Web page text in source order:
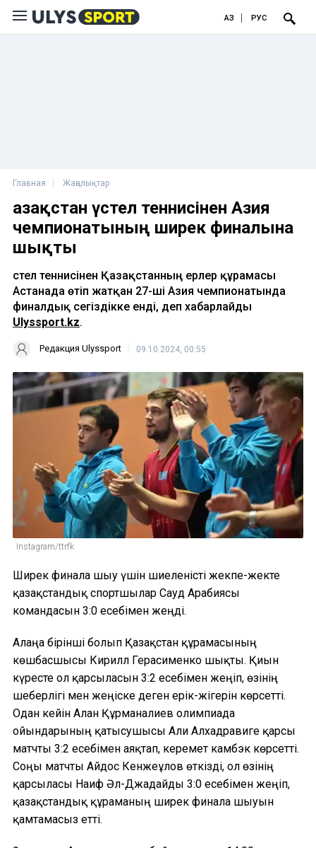
ҚАЗ РУС
Главная Жаңалықтар
Қазақстан үстел теннисінен Азия
чемпионатының ширек финалына
шықты
Үстел теннисінен Қазақстанның ерлер құрамасы
Астанада өтіп жатқан 27-ші Азия чемпионатында
финалдық сегіздікке енді, деп хабарлайды
Ulyssport.kz.
Редакция Ulyssport 09.10.2024, 00:55
Instagram/ttrfk
Ширек финалға шығу үшін шиеленісті жекпе-жекте
қазақстандық спортшылар Сауд Арабиясы
командасын 3:0 есебімен жеңді.
Алаңға бірінші болып Қазақстан құрамасының
көшбасшысы Кирилл Герасименко шықты. Қиын
күресте ол қарсыласын 3:2 есебімен жеңіп, өзінің
шеберлігі мен жеңіске деген ерік-жігерін көрсетті.
Одан кейін Алан Құрманғалиев олимпиада
ойындарының қатысушысы Али Алхадравиге қарсы
матчты 3:2 есебімен аяқтап, керемет камбэк көрсетті.
Соңғы матчты Айдос Кенжеғұлов өткізді, ол өзінің
қарсыласы Наиф Әл-Джадайды 3:0 есебімен жеңіп,
қазақстандық құраманың ширек финалға шығуын
қамтамасыз етті.